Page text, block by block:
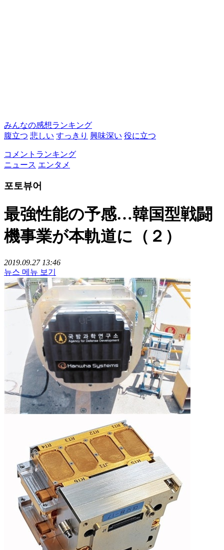
みんなの感想ランキング
腹立つ 悲しい すっきり 興味深い 役に立つ
コメントランキング
ニュース エンタメ
포토뷰어
最強性能の予感…韓国型戦闘
機事業が本軌道に（２）
2019.09.27 13:46
뉴스 메뉴 보기